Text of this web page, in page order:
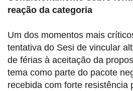
reação da categoria
Um dos momentos mais
tentativa do Sesi de vincular
de férias à aceitação da
tema como parte do pacote
recebida com forte resistência